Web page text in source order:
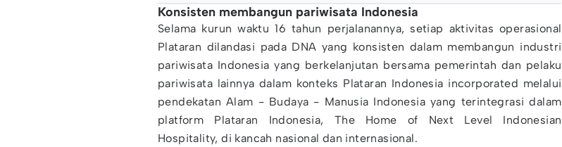
Konsisten membangun pariwisata Indonesia
Selama kurun waktu 16 tahun perjalanannya, setiap aktivitas operasional
Plataran dilandasi pada DNA yang konsisten dalam membangun industri
pariwisata Indonesia yang berkelanjutan bersama pemerintah dan pelaku
pariwisata lainnya dalam konteks Plataran Indonesia incorporated melalui
pendekatan Alam - Budaya - Manusia Indonesia yang terintegrasi dalam
platform Plataran Indonesia, The Home of Next Level Indonesian
Hospitality, di kancah nasional dan internasional.